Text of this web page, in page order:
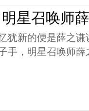
星召唤师
犹新的便是薛之
手，明星召唤师薛